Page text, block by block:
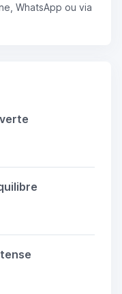
WhatsApp ou via